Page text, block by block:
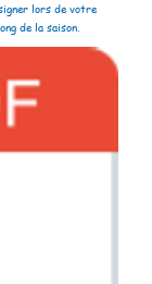
lors de votre
de la saison.